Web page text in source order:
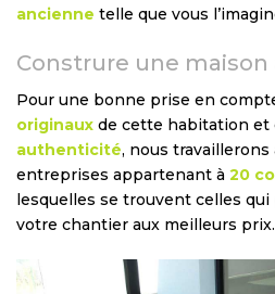
ancienne telle que vous
Construre une maison
Pour une bonne prise en
originaux de cette habitation et
authenticité, nous
entreprises appartenant à 20
lesquelles se trouvent celles
votre chantier aux meilleurs prix.